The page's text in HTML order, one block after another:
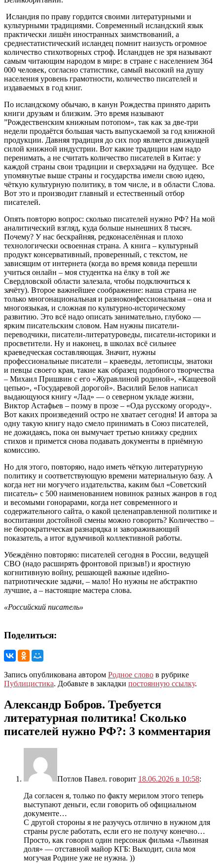
Исландия по праву гордится своими литературными и
культурными традициями. Современный исландский язык
практически лишён иностранных заимствований, а
среднестатистический исландец помнит наизусть огромное
количество стихотворных строф. Исландцев не зря называют
самым читающим народом в мире: в стране с населением 364
000 человек, согласно статистике, самый высокий на душу
населения уровень грамотности, количество писателей и
издаваемых в год книг.
По исландскому обычаю, в канун Рождества принято дарить
книги друзьям и близким. Это время называют
”Рождественским книжным потопом», так как за две-три
недели продаётся большая часть выпускаемой за год книжной
продукции. Давняя традиция до сих пор является движущей
силой книжной индустрии. Вот какие традиции нам надо
перенимать, а не считать количество писателей в Китае: у
каждой страны свои традиции и сверхзадачи на будущее. Все
упомянутые выше страны и государства имели свою идею,
чёткую культурную политику, в том числе, и в области Слова.
Вот это и производит главный и естественный отбор
писателей.
Опять повторю вопрос: сколько писателей нужно РФ? На мой
аналитический взгляд, куда больше нынешних 8 тысяч.
Почему? У нас бескрайняя, редконаселённая и плохо
технологически освоенная страна. А книга – культурный
продукт консервативный, проверенный, с текстом, не
зависящим от интернета (когда во время ковида перешли
учиться онлайн – моя студентка на ёлку в той же
Свердловской области залезала, чтобы подключиться к
зачёту). Второе важнейшее соображение: наша страна не
только многонациональная и разноконфессиональная – она и
многоязыкая, и сложная по культурно-историческому
развитию. Это всё надо описать занимательно, глубоко —
ярким писательским словом. Нам нужны писатели-
переводчики, писатели-литературоведы, писатели-историки и
просветители. Ну и наконец, в школах всё сильнее
краеведческая составляющая. Значит, нужны
профессиональные писатели – краеведы, летописцы, знатоки
и певцы своего края, такие как образец подобного творчества
– Михаил Пришвин с его «Журавлиной родиной», «Кащеевой
цепью», «Государевой дорогой». Василий Белов написал
выдающуюся книгу «Лад» — о северном укладе жизни,
Виктор Астафьев – поэму в прозе – «Ода русскому огороду».
Вот каких произведений остро не хватает сегодня! И автора за
одну такую книгу надо смело принимать в Союз писателей,
не дожидаясь, пока он вымучает третью книжку средних
стихов и примется снова подавать документы в приёмную
комиссию.
Но для этого, повторяю, надо иметь чёткую литературную
политику и соответствующую времени материальную базу. А
когда нет ни могучего издательства, каким был «Советский
писатель» с 500 наименованием новинок разных жанров в год
и весомыми гонорарами, когда нет современного и
содержательного сайта, о какой целенаправленной политике и
воспитании достойной смены можно говорить? Количество –
не бюрократическая разнарядка и завораживающий
показатель, а итог вдумчивой коллективной работы.
Убеждённо повторяю: писателей сегодня в России, ведущей
СВО (надо расширять фронтовой призыв!) и яростную
когнитивную войну, решающей важные идейно-
патриотические задачи, – мало! Но нужны не абстрактно
лучшие, а – настоящие мастера слова.
«Российский писатель»
Поделиться:
Запись опубликована автором Родное слово в рубрике
Публицистика. Добавьте в закладки постоянную ссылку.
Александр Бобров. Требуется
литературная политика! Сколько
писателей нужно РФ?: 3 комментария
Потлов Павел. говорит 18.06.2026 в 10:58:
Да согласен я, только по факту мерилом этого теперь
выступают деньги, если говорить об официальном
документе…
С другой стороны я не разучусь отлично в нужном для
страны русле работать, если его не получу конечно…
Просто, как говорил один персонаж фильма «Львиная
доля» — отставной майор КГБ: Выходит, сила моя
могучая Родине уже не нужна. ))